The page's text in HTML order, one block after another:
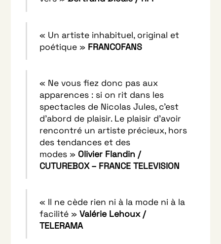
« Un artiste inhabituel, original et
poétique » FRANCOFANS
« Ne vous fiez donc pas aux
apparences : si on rit dans les
spectacles de Nicolas Jules, c’est
d’abord de plaisir. Le plaisir d’avoir
rencontré un artiste précieux, hors
des tendances et des
modes » Olivier Flandin /
CUTUREBOX – FRANCE TELEVISION
« Il ne cède rien ni à la mode ni à la
facilité » Valérie Lehoux /
TELERAMA